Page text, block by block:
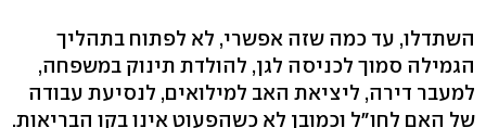
השתדלו, עד כמה שזה אפשרי, לא לפתוח בתהליך
הגמילה סמוך לכניסה לגן, להולדת תינוק במשפחה,
למעבר דירה, ליציאת האב למילואים, לנסיעת עבודה
של האם לחו"ל וכמובן לא כשהפעוט אינו בקו הבריאות.